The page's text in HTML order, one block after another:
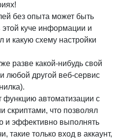
без опыта может быть
куче информации и
и какую схему настройки
разве какой‑нибудь свой
любой другой веб‑сервис
функцию автоматизации с
скриптами, что позволял
и эффективно выполнять
такие только вход в аккаунт,